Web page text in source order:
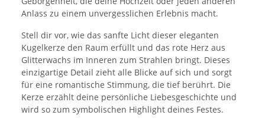
Anlass zu einem unvergesslichen Erlebnis macht.
Stell dir vor, wie das sanfte Licht dieser eleganten
Kugelkerze den Raum erfüllt und das rote Herz aus
Glitterwachs im Inneren zum Strahlen bringt. Dieses
einzigartige Detail zieht alle Blicke auf sich und sorgt
für eine romantische Stimmung, die tief berührt. Die
Kerze erzählt deine persönliche Liebesgeschichte und
wird so zum symbolischen Highlight deines Festes.